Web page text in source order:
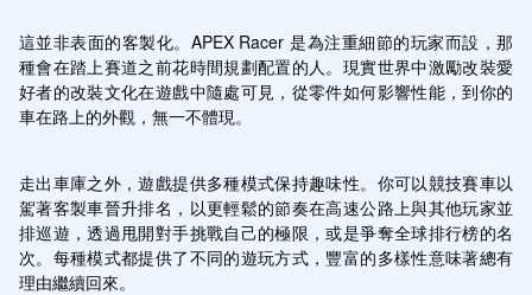
這並非表面的客製化。APEX Racer 是為注重細節的玩家而設，那
種會在踏上賽道之前花時間規劃配置的人。現實世界中激勵改裝愛
好者的改裝文化在遊戲中隨處可見，從零件如何影響性能，到你的
車在路上的外觀，無一不體現。
走出車庫之外，遊戲提供多種模式保持趣味性。你可以競技賽車以
駕著客製車晉升排名，以更輕鬆的節奏在高速公路上與其他玩家並
排巡遊，透過甩開對手挑戰自己的極限，或是爭奪全球排行榜的名
次。每種模式都提供了不同的遊玩方式，豐富的多樣性意味著總有
理由繼續回來。